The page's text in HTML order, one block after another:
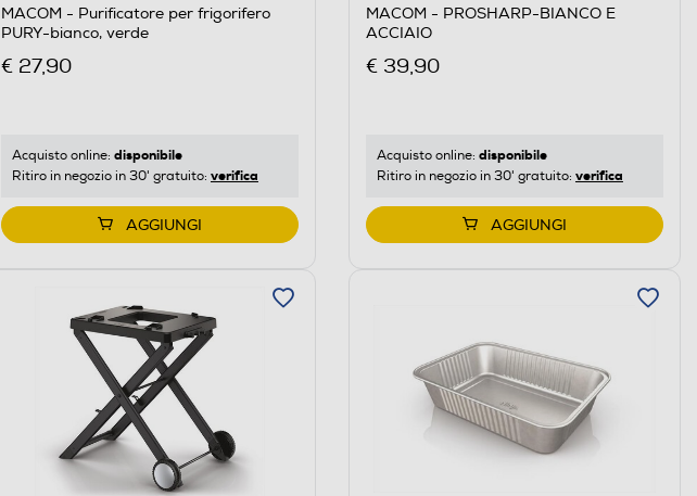
MACOM - Purificatore per frigorifero
PURY-bianco, verde
€ 27,90
Acquisto online: disponibile
Ritiro in negozio in 30' gratuito: verifica
AGGIUNGI
MACOM - PROSHARP-BIANCO E
ACCIAIO
€ 39,90
Acquisto online: disponibile
Ritiro in negozio in 30' gratuito: verifica
AGGIUNGI